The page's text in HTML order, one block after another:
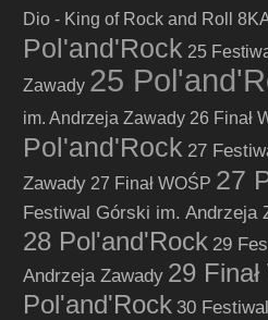
Dio - King of Rock and Roll
Pol'and'Rock 25
Zawady 25
im. Andrzeja Zawady 26 Finał
Pol'and'Rock 27
Zawady 27 Finał WOŚP 27
Festiwal Górski im. Andrzeja
28 Pol'and'Rock 29
Andrzeja Zawady 29
Pol'and'Rock 30